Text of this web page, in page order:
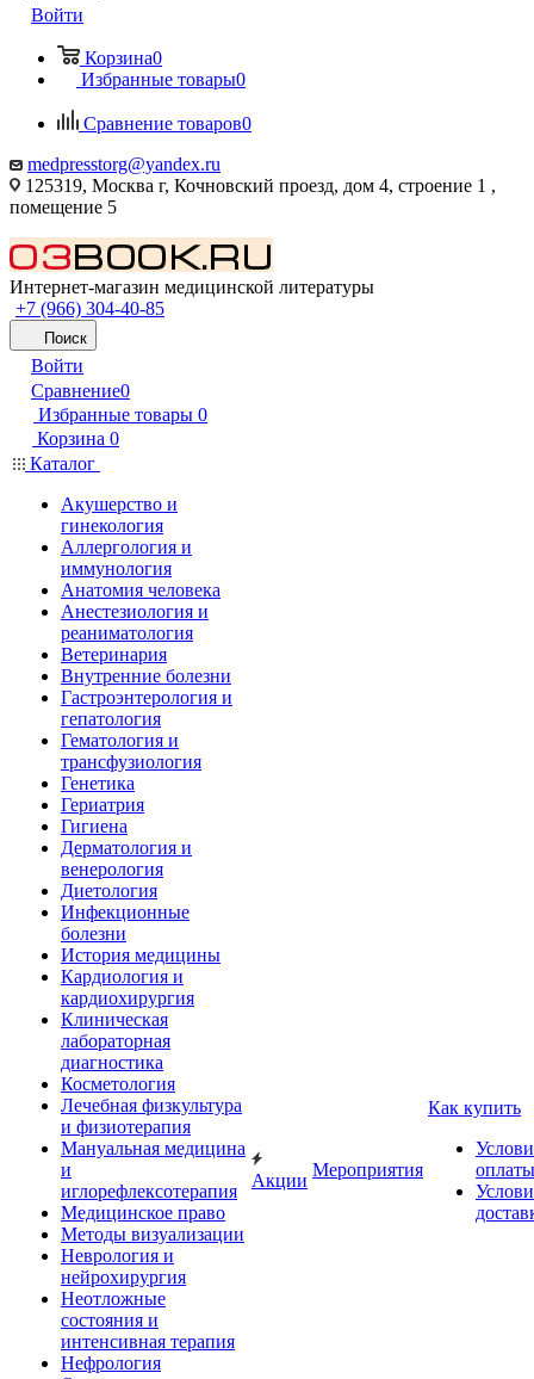
Войти
Корзина0
Избранные товары0
Сравнение товаров0
medpresstorg@yandex.ru
125319, Москва г, Кочновский проезд, дом 4, строение 1 ,
помещение 5
Интернет-магазин медицинской литературы
+7 (966) 304-40-85
Поиск
Войти
Сравнение0
Избранные товары 0
Корзина 0
Каталог
Акушерство и
гинекология
Аллергология и
иммунология
Анатомия человека
Анестезиология и
реаниматология
Ветеринария
Внутренние болезни
Гастроэнтерология и
гепатология
Гематология и
трансфузиология
Генетика
Гериатрия
Гигиена
Дерматология и
венерология
Диетология
Инфекционные
болезни
История медицины
Кардиология и
кардиохирургия
Клиническая
лабораторная
диагностика
Косметология
Лечебная физкультура
и физиотерапия
Мануальная медицина
и
иглорефлексотерапия
Медицинское право
Методы визуализации
Неврология и
нейрохирургия
Неотложные
состояния и
интенсивная терапия
Нефрология
Акции
Мероприятия
Как купить
оплаты